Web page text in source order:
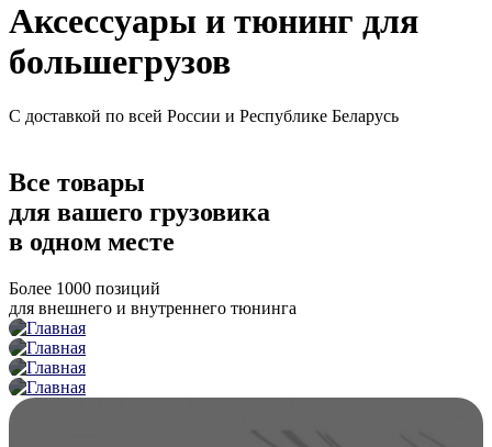
Аксессуары и тюнинг для
большегрузов
С доставкой по всей России и Республике Беларусь
Все товары
для вашего грузовика
в одном месте
Более 1000 позиций
для внешнего и внутреннего тюнинга